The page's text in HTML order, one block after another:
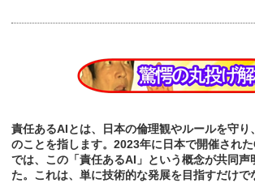
責任あるAIとは、日本の倫理観やルールを守り
のことを指します。2023年に日本で開催され
では、この「責任あるAI」という概念が共同声
た。これは、単に技術的な発展を目指すだけ